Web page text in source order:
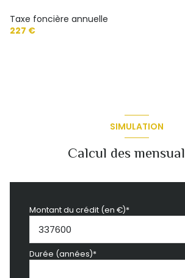
Taxe foncière annuelle
227 €
SIMULATION
Calcul des
Montant du crédit (en €)*
Durée (années)*